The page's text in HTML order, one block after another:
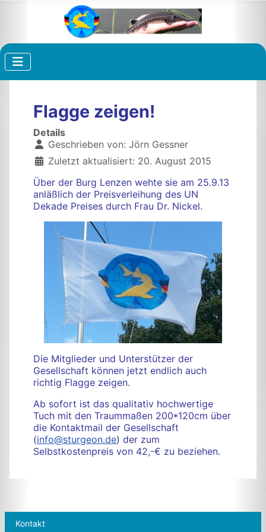
Flagge zeigen!
Details
Geschrieben von: Jörn Gessner
Zuletzt aktualisiert: 20. August 2015
Über der Burg Lenzen wehte sie am 25.9.13
anläßlich der Preisverleihung des UN
Dekade Preises durch Frau Dr. Nickel.
Die Mitglieder und Unterstützer der
Gesellschaft können jetzt endlich auch
richtig Flagge zeigen.
Ab sofort ist das qualitativ hochwertige
Tuch mit den Traummaßen 200*120cm über
die Kontaktmail der Gesellschaft
(info@sturgeon.de) der zum
Selbstkostenpreis von 42,-€ zu beziehen.
Kontakt